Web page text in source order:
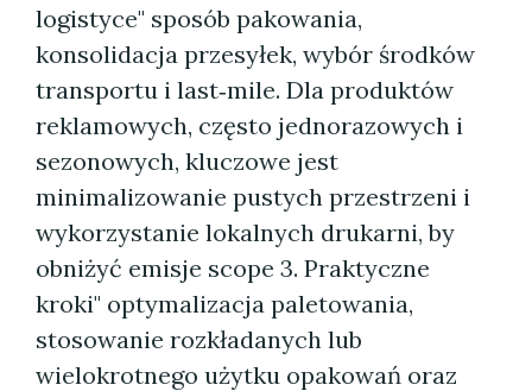
logistyce" sposób pakowania,
konsolidacja przesyłek, wybór środków
transportu i last‑mile. Dla produktów
reklamowych, często jednorazowych i
sezonowych, kluczowe jest
minimalizowanie pustych przestrzeni i
wykorzystanie lokalnych drukarni, by
obniżyć emisje scope 3. Praktyczne
kroki" optymalizacja paletowania,
stosowanie rozkładanych lub
wielokrotnego użytku opakowań oraz